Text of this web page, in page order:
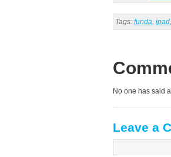
Tags: funda, ipad,
No one has said
Leave a